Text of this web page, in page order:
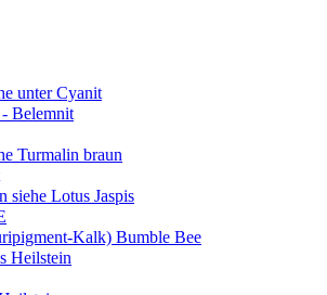
unter Cyanit
Belemnit
Turmalin braun
Lotus Jaspis
Kalk) Bumble Bee
Heilstein